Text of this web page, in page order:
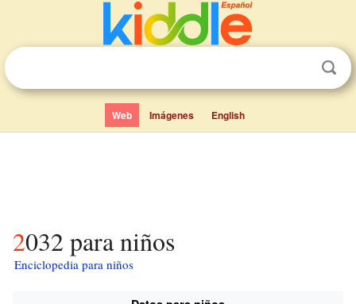
Web Imágenes English
2032 para niños
Enciclopedia para niños